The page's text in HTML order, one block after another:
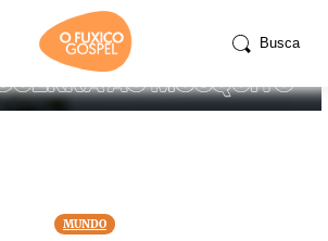
Busca
MUNDO